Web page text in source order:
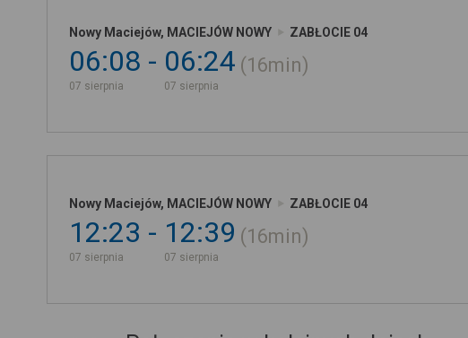
Nowy Maciejów, MACIEJÓW NOWY ZABŁOCIE 04
06:08
07 sierpnia
06:24
07 sierpnia
16min
Nowy Maciejów, MACIEJÓW NOWY ZABŁOCIE 04
12:23
07 sierpnia
12:39
07 sierpnia
16min